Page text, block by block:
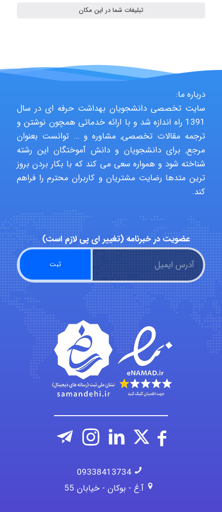
aghajari vahid
Poubakhtiari
Alirez0990
hosein abdolvand
Kati
emami
تبلیغات شما در این مکان
درباره ما:
سایت تخصصی دانشجویان بهداشت حرفه ای در سال
1391 راه اندازه شد و با ارائه خدماتی همچون نوشتن و
ترجمه مقالات تخصصی, مشاوره و … توانست بعنوان
مرجع, برای دانشجویان و دانش آموختگان این رشته
شناخته شود و همواره سعی می کند که با بکار بردن بروز
ترین متدها رضایت مشتریان و کاربران محترم را فراهم
کند.
عضویت در خبرنامه (تغییر ای پی لازم است)
09338413734
آ.غ - بوکان - خیابان 55